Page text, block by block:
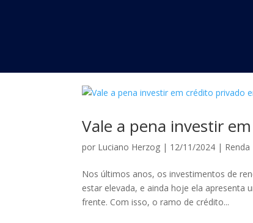
Vale a pena investir
por Luciano Herzog | 12/11/2024 | Renda
Nos últimos anos, os investimentos de
estar elevada, e ainda hoje ela
frente. Com isso, o ramo de crédito...